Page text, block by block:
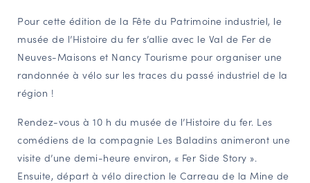
Espace acteurs
NAVIGATION FILTRÉE « ACTEURS »
Service Inventaire et Patrimoines de la Région Grand Est
Pour cette édition de la Fête du Patrimoine industriel, le
musée de l’Histoire du fer s’allie avec le Val de Fer de
Neuves-Maisons et Nancy Tourisme pour organiser une
randonnée à vélo sur les traces du passé industriel de la
région !
Rendez-vous à 10 h du musée de l’Histoire du fer. Les
comédiens de la compagnie Les Baladins animeront une
visite d’une demi-heure environ, « Fer Side Story ».
Ensuite, départ à vélo direction le Carreau de la Mine de